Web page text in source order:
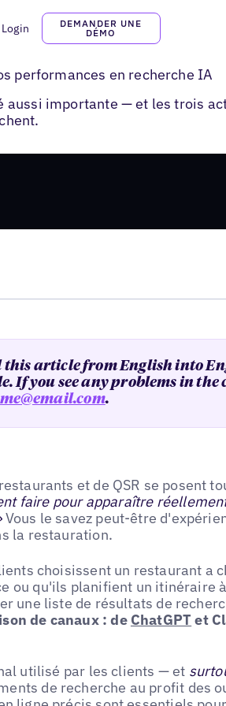
Login
DEMANDER UNE
DÉMO
performances en recherche IA
aussi importante — et les trois
this article from English into
If you see any problems in the
.
et de QSR se posent
faire pour apparaître
Vous le savez peut-être
la restauration.
choisissent un restaurant a
ou qu'ils planifient un itinéraire
une liste de résultats de
de canaux : de ChatGPT et
utilisé par les clients — et
de recherche au profit des